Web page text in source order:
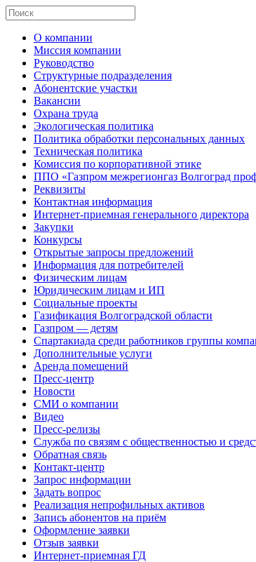
О компании
Миссия компании
Руководство
Структурные подразделения
Абонентские участки
Вакансии
Охрана труда
Экологическая политика
Политика обработки персональных данных
Техническая политика
Комиссия по корпоративной этике
ППО «Газпром межрегионгаз Волгоград
Реквизиты
Контактная информация
Интернет-приемная генерального директора
Закупки
Конкурсы
Открытые запросы предложений
Информация для потребителей
Физическим лицам
Юридическим лицам и ИП
Социальные проекты
Газификация Волгоградской области
Газпром — детям
Спартакиада среди работников группы
Дополнительные услуги
Аренда помещений
Пресс-центр
Новости
СМИ о компании
Видео
Пресс-релизы
Служба по связям с общественностью и
Обратная связь
Контакт-центр
Запрос информации
Задать вопрос
Реализация непрофильных активов
Запись абонентов на приём
Оформление заявки
Отзыв заявки
Интернет-приемная ГД